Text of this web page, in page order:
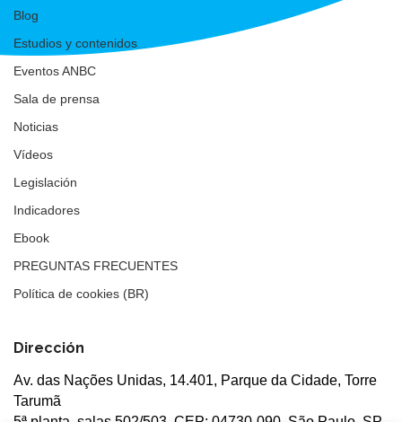
Blog
Estudios y contenidos
Eventos ANBC
Sala de prensa
Noticias
Vídeos
Legislación
Indicadores
Ebook
PREGUNTAS FRECUENTES
Política de cookies (BR)
Dirección
Av. das Nações Unidas, 14.401, Parque da Cidade, Torre
Tarumã